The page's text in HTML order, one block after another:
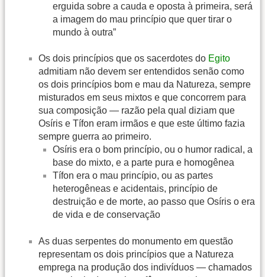
erguida sobre a cauda e oposta à primeira, será
a imagem do mau princípio que quer tirar o
mundo à outra”
Os dois princípios que os sacerdotes do Egito
admitiam não devem ser entendidos senão como
os dois princípios bom e mau da Natureza, sempre
misturados em seus mixtos e que concorrem para
sua composição — razão pela qual diziam que
Osíris e Tífon eram irmãos e que este último fazia
sempre guerra ao primeiro.
Osíris era o bom princípio, ou o humor radical, a
base do mixto, e a parte pura e homogênea
Tífon era o mau princípio, ou as partes
heterogêneas e acidentais, princípio de
destruição e de morte, ao passo que Osíris o era
de vida e de conservação
As duas serpentes do monumento em questão
representam os dois princípios que a Natureza
emprega na produção dos indivíduos — chamados